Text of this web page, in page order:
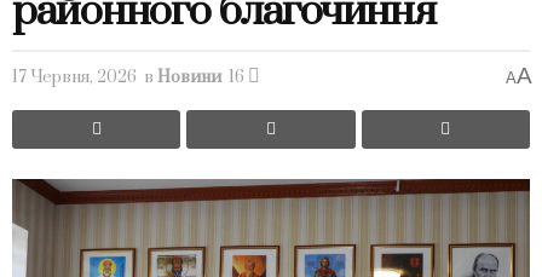
районного благочиння
17 Червня, 2026 в Новини 16 AA